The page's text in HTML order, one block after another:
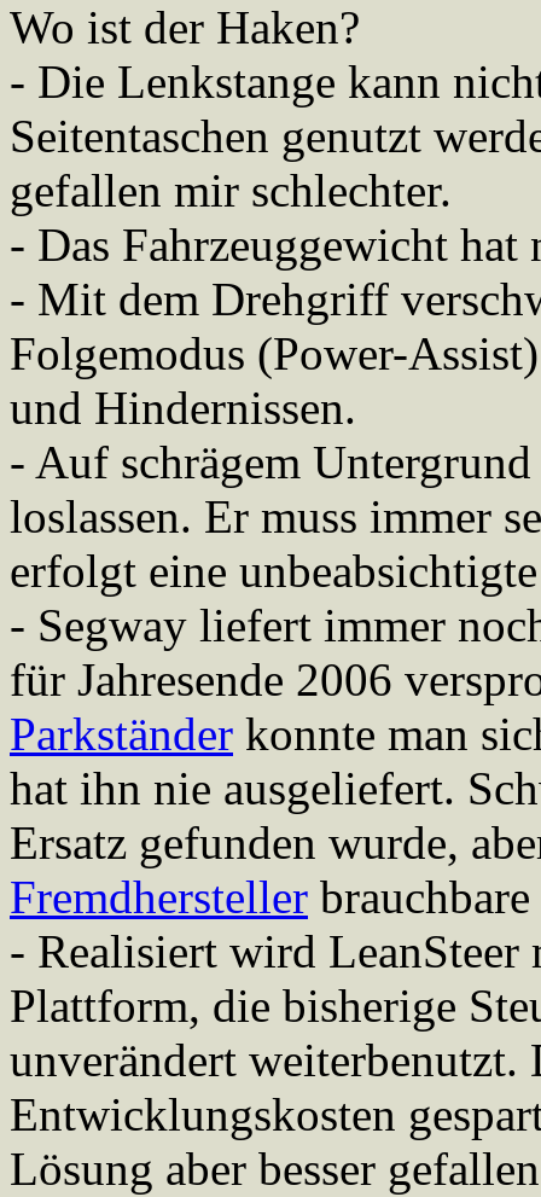
Wo ist der Haken?
- Die Lenkstange kann
Seitentaschen genutzt
gefallen mir schlechter.
- Das Fahrzeuggewicht
- Mit dem Drehgriff
Folgemodus (Power-
und Hindernissen.
- Auf schrägem
loslassen. Er muss immer
erfolgt eine
- Segway liefert immer
für Jahresende 2006
Parkständer konnte man
hat ihn nie ausgeliefert.
Ersatz gefunden wurde,
Fremdhersteller brauchbare
- Realisiert wird LeanSteer
Plattform, die bisherige
unverändert weiterbenutzt.
Entwicklungskosten
Lösung aber besser